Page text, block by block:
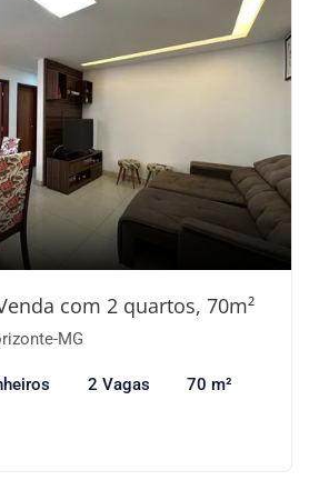
com 2 quartos, 70m²
MG
2 Vagas 70 m²